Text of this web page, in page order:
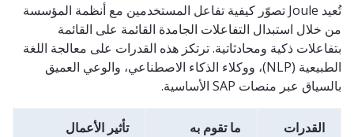
تُعيد Joule تصوّر كيفية تفاعل المستخدمين مع أنظمة المؤسسة
من خلال استبدال التفاعلات الجامدة القائمة على القائمة
بتفاعلات ذكية ومحادثاتية. ترتكز هذه القدرات على معالجة اللغة
الطبيعية (NLP)، ووكلاء الذكاء الاصطناعي، والوعي العميق
بالسياق عبر منصات SAP الأساسية.
القدرات ما تقوم به تأثير الأعمال